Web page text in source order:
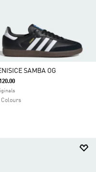
SAMBA OG
Colours